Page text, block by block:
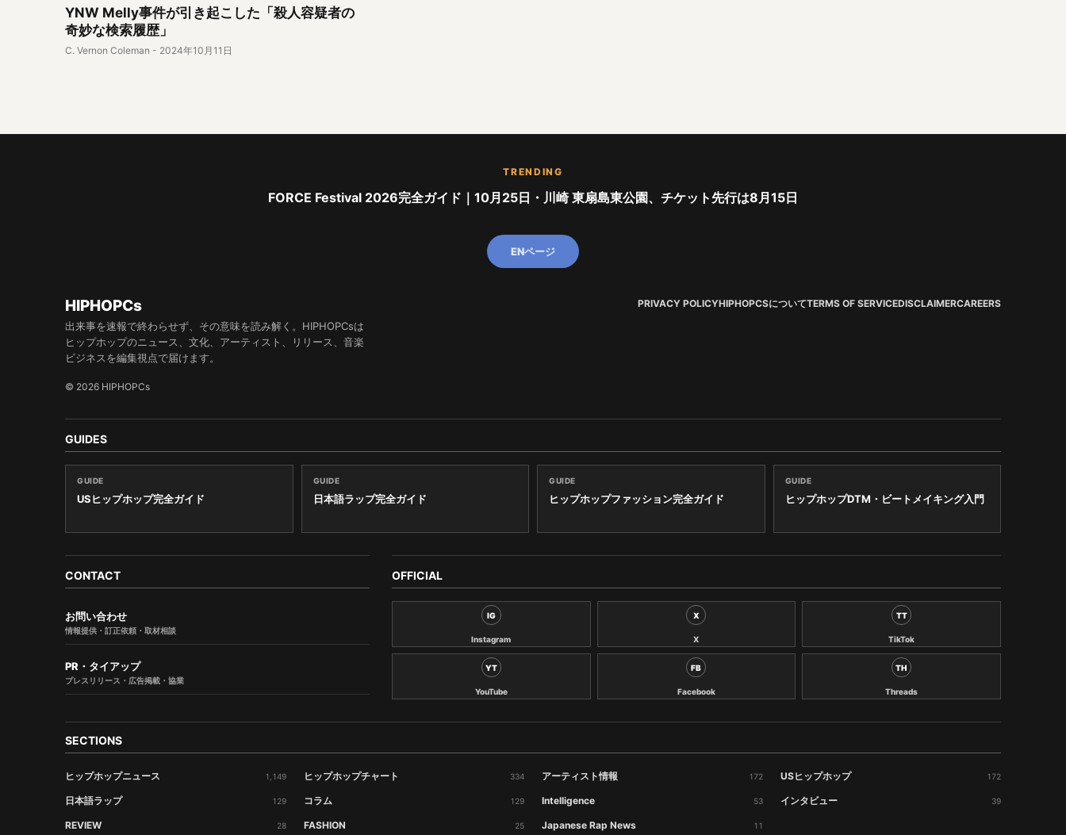
YNW Melly事件が引き起こした「殺人容疑者の
奇妙な検索履歴」
C. Vernon Coleman - 2024年10月11日
TRENDING
FORCE Festival 2026完全ガイド｜10月25日・川崎 東扇島東公園、チケット先行は8月15日
ENページ
HIPHOPCs
出来事を速報で終わらせず、その意味を読み解く。HIPHOPCsは
ヒップホップのニュース、文化、アーティスト、リリース、音楽
ビジネスを編集視点で届けます。
© 2026 HIPHOPCs
PRIVACY POLICYHIPHOPCSについてTERMS OF SERVICEDISCLAIMERCAREERS
GUIDES
GUIDE
USヒップホップ完全ガイド
GUIDE
日本語ラップ完全ガイド
GUIDE
ヒップホップファッション完全ガイド
GUIDE
ヒップホップDTM・ビートメイキング入門
CONTACT
お問い合わせ
情報提供・訂正依頼・取材相談
PR・タイアップ
プレスリリース・広告掲載・協業
OFFICIAL
IG
Instagram
X
X
TT
TikTok
YT
YouTube
FB
Facebook
TH
Threads
SECTIONS
ヒップホップニュース 1,149 ヒップホップチャート 334 アーティスト情報 172 USヒップホップ 172
日本語ラップ 129 コラム 129 Intelligence 53 インタビュー 39
REVIEW 28 FASHION 25 Japanese Rap News 11